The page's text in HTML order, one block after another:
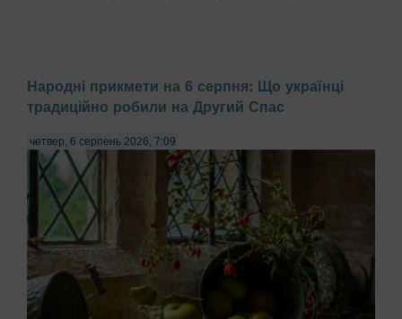
Народні прикмети на 6 серпня: Що українці
традиційно робили на Другий Спас
четвер, 6 серпень 2026, 7:09